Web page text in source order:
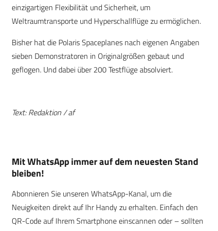
einzigartigen Flexibilität und Sicherheit, um
Weltraumtransporte und Hyperschallflüge zu ermöglichen.
Bisher hat die Polaris Spaceplanes nach eigenen Angaben
sieben Demonstratoren in Originalgrößen gebaut und
geflogen. Und dabei über 200 Testflüge absolviert.
Text: Redaktion / af
Mit WhatsApp immer auf dem neuesten Stand
bleiben!
Abonnieren Sie unseren WhatsApp-Kanal, um die
Neuigkeiten direkt auf Ihr Handy zu erhalten. Einfach den
QR-Code auf Ihrem Smartphone einscannen oder – sollten